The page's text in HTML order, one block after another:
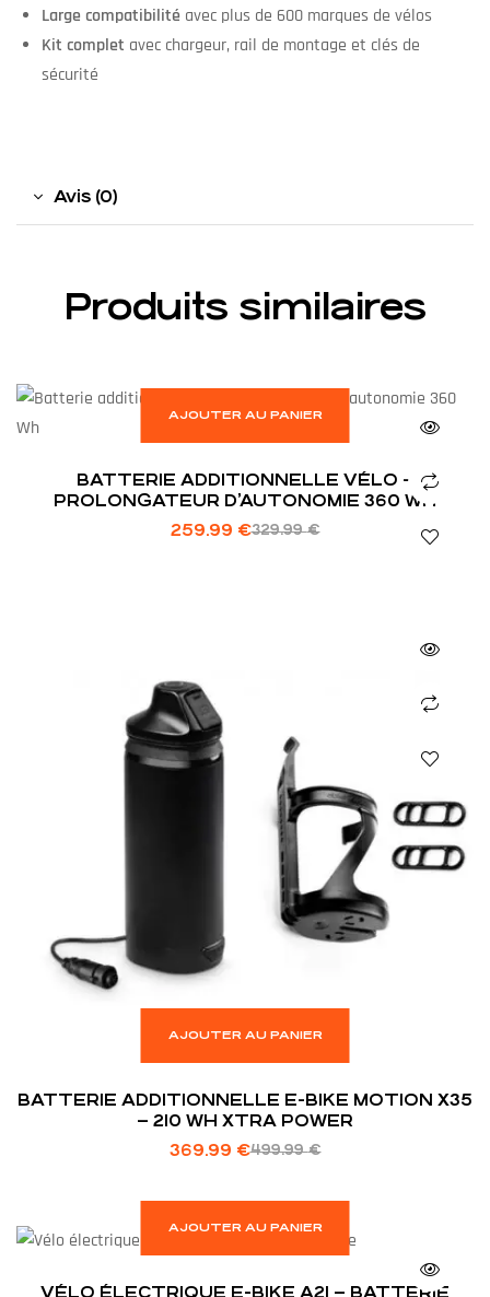
Large compatibilité avec plus de 600 marques de vélos
Kit complet avec chargeur, rail de montage et clés de
sécurité
Avis (0)
Produits similaires
AJOUTER AU PANIER
BATTERIE ADDITIONNELLE VÉLO –
PROLONGATEUR D’AUTONOMIE 360 WH
329.99€
259.99 €
AJOUTER AU PANIER
BATTERIE ADDITIONNELLE E-BIKE MOTION X35
– 210 WH XTRA POWER
499.99€
369.99 €
AJOUTER AU PANIER
VÉLO ÉLECTRIQUE E-BIKE A21 – BATTERIE